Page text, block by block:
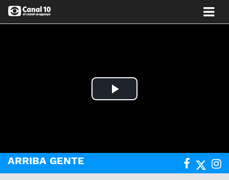
Play
ARRIBA GENTE